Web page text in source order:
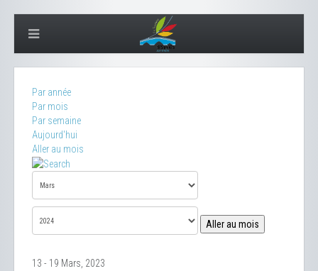
Par année
Par mois
Par semaine
Aujourd'hui
Aller au mois
Aller au mois
13 - 19 Mars, 2023